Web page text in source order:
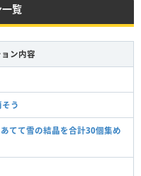
覧
ン内容
う
てて雪の結晶を合計30個集め